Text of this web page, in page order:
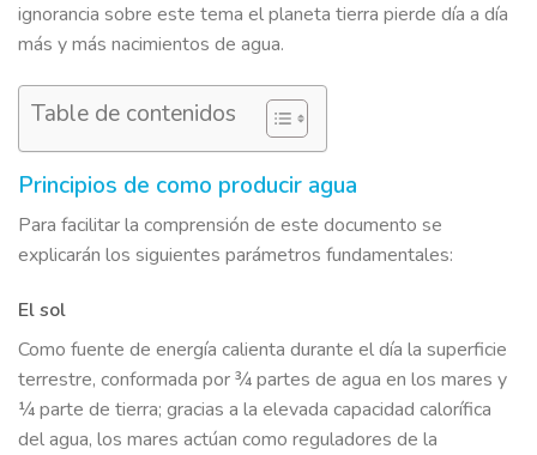
ignorancia sobre este tema el planeta tierra pierde día a día
más y más nacimientos de agua.
Table de contenidos
Principios de como producir agua
Para facilitar la comprensión de este documento se
explicarán los siguientes parámetros fundamentales:
El sol
Como fuente de energía calienta durante el día la superficie
terrestre, conformada por ¾ partes de agua en los mares y
¼ parte de tierra; gracias a la elevada capacidad calorífica
del agua, los mares actúan como reguladores de la